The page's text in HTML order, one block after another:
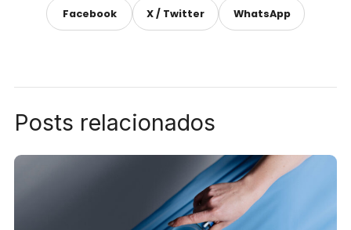
Facebook X / Twitter WhatsApp
Posts relacionados